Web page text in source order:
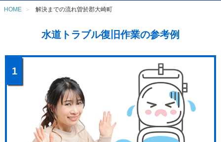
HOME 解決までの流れ曽於郡大崎町
水道トラブル復旧作業の参考例
1